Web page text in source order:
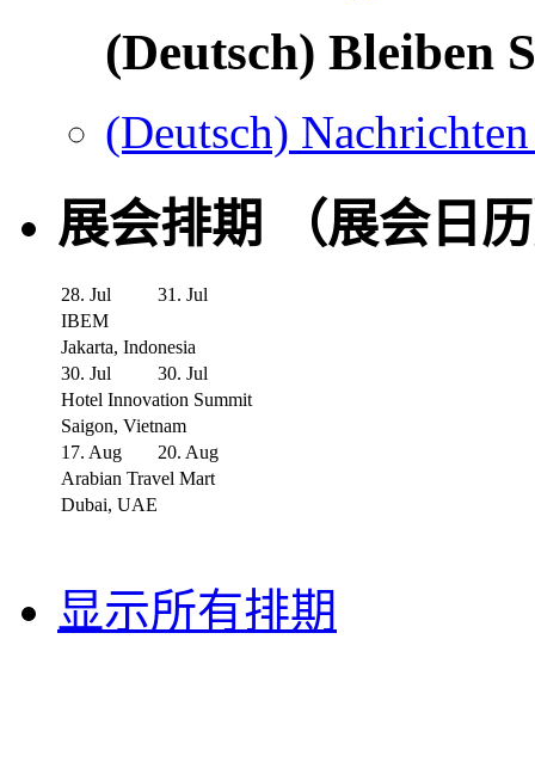
(Deutsch) Bleiben
(Deutsch)
展会排期 （展会日
28. Jul
31. Jul
IBEM
Jakarta, Indonesia
30. Jul
30. Jul
Hotel Innovation Summit
Saigon, Vietnam
17. Aug
20. Aug
Arabian Travel Mart
Dubai, UAE
显示所有排期